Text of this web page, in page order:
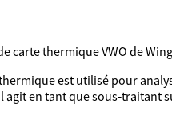
carte thermique VWO de
est utilisé pour
en tant que sous‑traitant